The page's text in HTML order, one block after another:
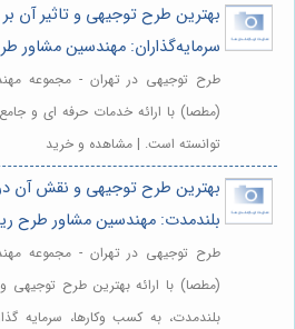
بهترین طرح توجیهی و تاثیر آن
سرمایه‌گذاران: مهندسین مشاور
طرح توجیهی در تهران - مجموعه
(مطصا) با ارائه خدمات حرفه ای و
توانسته است. | مشاهده و خرید
بهترین طرح توجیهی و نقش آن در
بلندمدت: مهندسین مشاور طرح
طرح توجیهی در تهران - مجموعه
(مطصا) با ارائه بهترین طرح توجیهی
بلندمدت، به کسب وکارها، سرمایه